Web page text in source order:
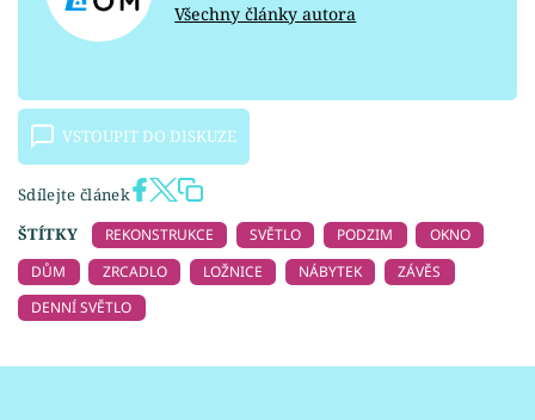
Všechny články autora
VSTOUPIT DO DISKUZE
Sdílejte článek
ŠTÍTKY
REKONSTRUKCE SVĚTLO PODZIM
OKNO
DŮM
ZRCADLO LOŽNICE NÁBYTEK
ZÁVĚS
DENNÍ SVĚTLO